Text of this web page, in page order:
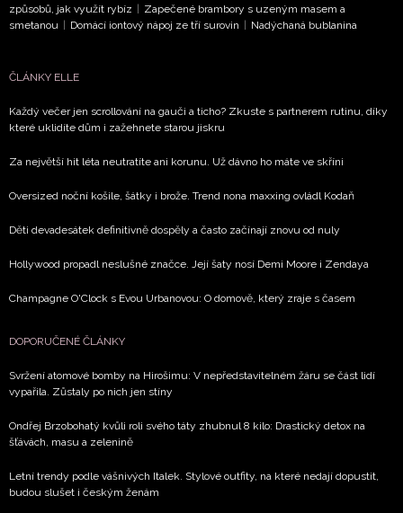
způsobů, jak využít rybíz | Zapečené brambory s uzeným masem a
smetanou | Domácí iontový nápoj ze tří surovin | Nadýchaná bublanina
ČLÁNKY ELLE
Každý večer jen scrollování na gauči a ticho? Zkuste s partnerem rutinu, díky
které uklidíte dům i zažehnete starou jiskru
Za největší hit léta neutratíte ani korunu. Už dávno ho máte ve skříni
Oversized noční košile, šátky i brože. Trend nona maxxing ovládl Kodaň
Děti devadesátek definitivně dospěly a často začínají znovu od nuly
Hollywood propadl neslušné značce. Její šaty nosí Demi Moore i Zendaya
Champagne O'Clock s Evou Urbanovou: O domově, který zraje s časem
DOPORUČENÉ ČLÁNKY
Svržení atomové bomby na Hirošimu: V nepředstavitelném žáru se část lidí
vypařila. Zůstaly po nich jen stíny
Ondřej Brzobohatý kvůli roli svého táty zhubnul 8 kilo: Drastický detox na
šťávách, masu a zelenině
Letní trendy podle vášnivých Italek. Stylové outfity, na které nedají dopustit,
budou slušet i českým ženám